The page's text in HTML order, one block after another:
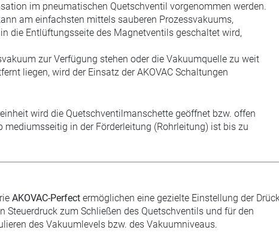
im pneumatischen Quetschventil vorgenommen werden.
am einfachsten mittels sauberen Prozessvakuums,
die Entlüftungsseite des Magnetventils geschaltet wird,
zur Verfügung stehen oder die Vakuumquelle zu weit
liegen, wird der Einsatz der AKOVAC Schaltungen
wird die Quetschventilmanschette geöffnet bzw. offen
mediumsseitig in der Förderleitung (Rohrleitung) ist bis zu
AKOVAC-Perfectermöglichen eine gezielte Einstellung der
Steuerdruck zum Schließen des Quetschventils und für den
des Vakuumlevels bzw. des Vakuumniveaus.